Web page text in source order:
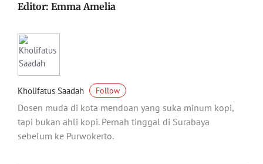
Editor: Emma Amelia
Kholifatus Saadah Follow
Dosen muda di kota mendoan yang suka minum kopi,
tapi bukan ahli kopi. Pernah tinggal di Surabaya
sebelum ke Purwokerto.